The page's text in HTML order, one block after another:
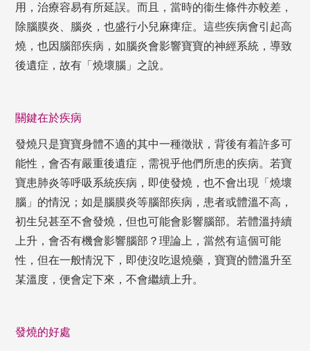
用，治療容易有所延誤。而且，當時的衞生條件亦較差，
除腦膜炎、腦炎，也盛行小兒麻痺症。這些疾病會引起高
燒，也因腦部疾病，如腦炎會影響寶寶的神經系統，導致
後遺症，故有「燒壞腦」之說。
關鍵在於疾病
發燒只是寶寶身體不適的其中一種徵狀，背後有着許多可
能性，會否有嚴重後遺症，需視乎他們所患的疾病。若寶
寶患肺炎等呼吸系統疾病，即使發燒，也不會出現「燒壞
腦」的情況；如是腦膜炎等腦部疾病，患者或體溫不高，
初生兒甚至不會發燒，但也可能會影響腦部。若體溫持續
上升，會否有機會影響腦部？理論上，當然有這個可能
性，但在一般情況下，即使沒吃退燒藥，寶寶的體溫升至
某溫度，便會定下來，不會繼續上升。
發燒的好處